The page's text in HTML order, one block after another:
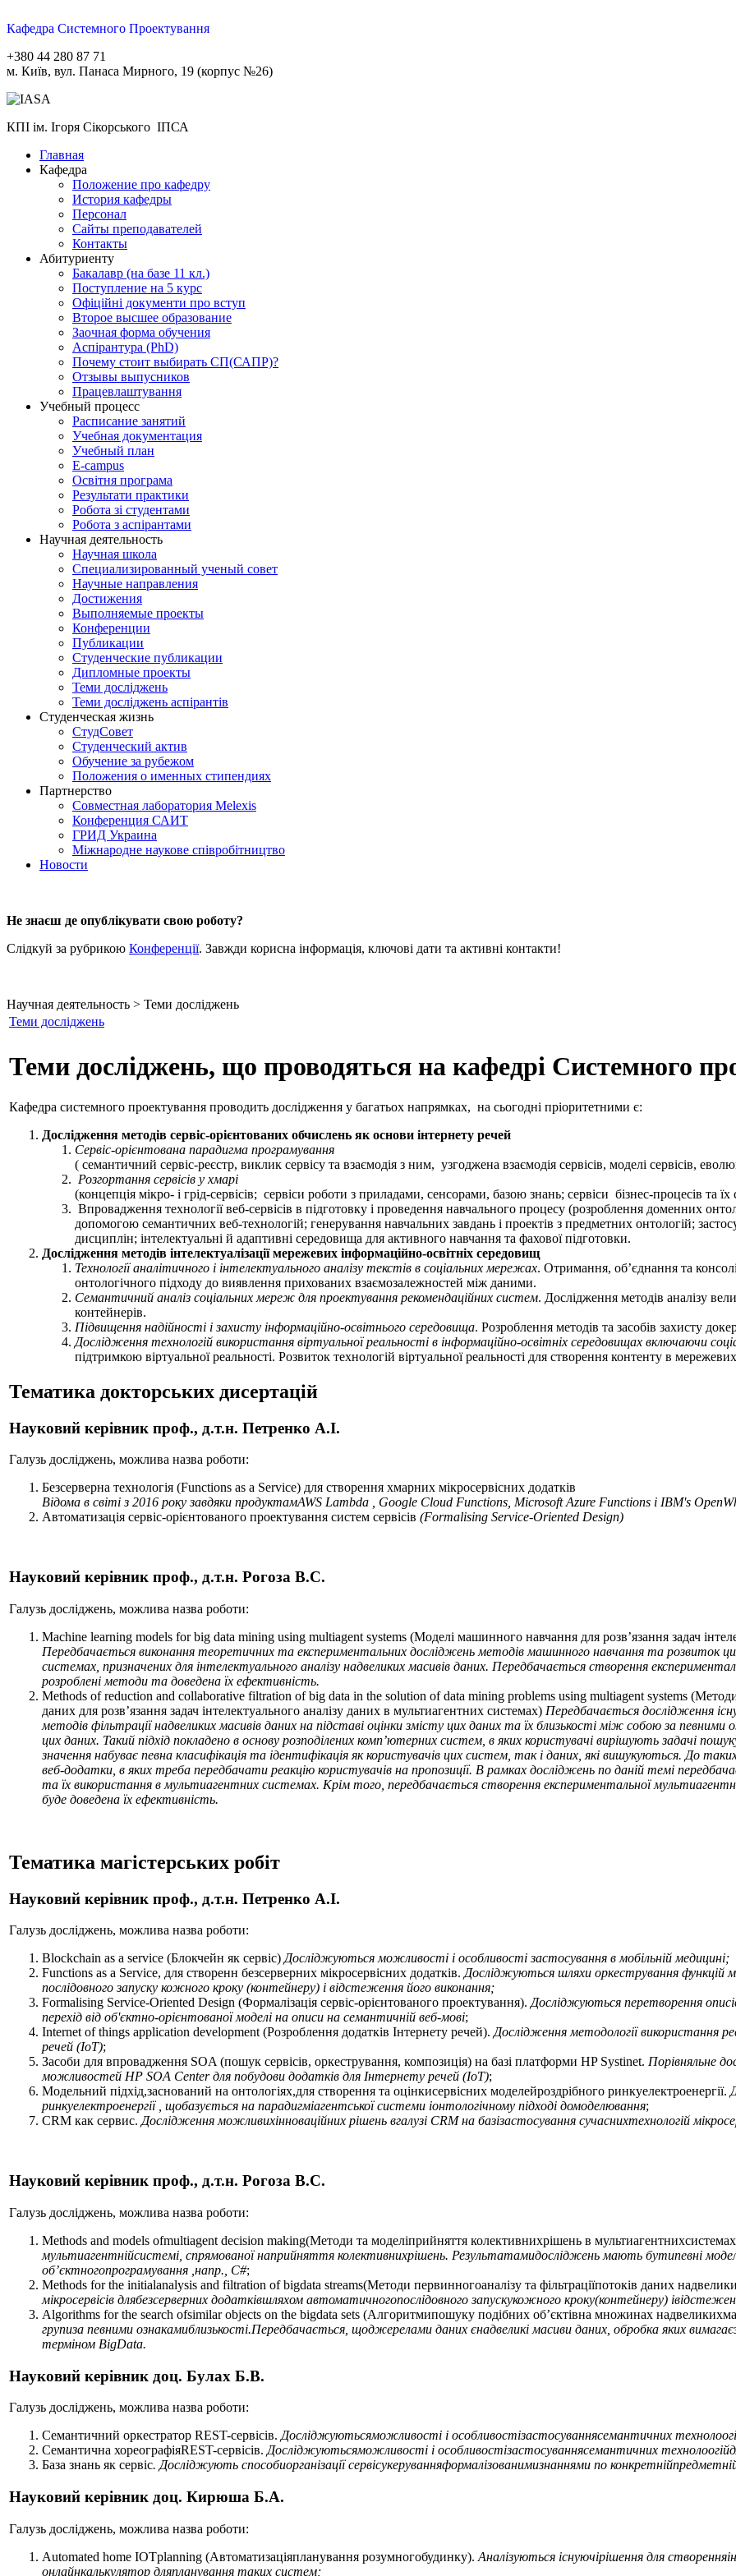
Кафедра Системного Проектування
+380 44 280 87 71
м. Київ, вул. Панаса Мирного, 19 (корпус №26)
КПІ ім. Ігоря Сікорського ІПСА
Главная
Кафедра
Положение про кафедру
История кафедры
Персонал
Сайты преподавателей
Контакты
Абитуриенту
Бакалавр (на базе 11 кл.)
Поступление на 5 курс
Офіційні документи про вступ
Второе высшее образование
Заочная форма обучения
Aспірантура (PhD)
Почему стоит выбирать СП(САПР)?
Отзывы выпусников
Працевлаштування
Учебный процесс
Расписание занятий
Учебная документация
Учебный план
E-campus
Освітня програма
Результати практики
Робота зі студентами
Робота з аспірантами
Научная деятельность
Научная школа
Специализированный ученый совет
Научные направления
Достижения
Выполняемые проекты
Конференции
Публикации
Студенческие публикации
Дипломные проекты
Теми досліджень
Теми досліджень аспірантів
Студенческая жизнь
СтудСовет
Студенческий актив
Обучение за рубежом
Положения о именных стипендиях
Партнерство
Совместная лаборатория Melexis
Конференция САИТ
ГРИД Украина
Міжнародне наукове співробітництво
Новости
Не знаєш де опублікувати свою роботу?
Слідкуй за рубрикою Конференції. Завжди корисна інформація, ключові дати та активні контакти!
Научная деятельность > Теми досліджень
Теми досліджень
Теми досліджень, що проводяться на кафедрі Системного
Кафедра системного проектування проводить дослідження у багатьох напрямках, на сьогодні пріоритетними є:
Дослідження методів сервіс-орієнтованих обчислень як основи інтернету речей
Сервіс-орієнтована парадигма програмування
( семантичний сервіс-реєстр, виклик сервісу та взаємодія з ним, узгоджена взаємодія сервісів, моделі сервісів,
Розгортання сервісів у хмарі
(концепція мікро- і грід-сервісів; сервіси роботи з приладами, сенсорами, базою знань; сервіси бізнес-процесів та
Впровадження технології веб-сервісів в підготовку і проведення навчального процесу (розроблення доменних
допомогою семантичних веб-технологій; генерування навчальних завдань і проектів з предметних онтологій;
дисциплін; інтелектуальні й адаптивні середовища для активного навчання та фахової підготовки.
Дослідження методів інтелектуалізації мережевих інформаційно-освітніх середовищ
Технології аналітичного і інтелектуального аналізу текстів в соціальних мережах. Отримання, об’єднання та
онтологічного підходу до виявлення прихованих взаємозалежностей між даними.
Семантичний аналіз соціальних мереж для проектування рекомендаційних систем. Дослідження методів аналізу
контейнерів.
Підвищення надійності і захисту інформаційно-освітнього середовища. Розроблення методів та засобів захисту
Дослідження технологій використання віртуальної реальності в інформаційно-освітніх середовищах включаючи
підтримкою віртуальної реальності. Розвиток технологій віртуальної реальності для створення контенту в
Тематика докторських дисертацій
Науковий керівник проф., д.т.н. Петренко А.І.
Галузь досліджень, можлива назва роботи:
Безсерверна технологія (Functions as a Service) для створення хмарних мікросервісних додатків
Відома в світі з 2016 року завдяки продуктамAWS Lambda , Google Cloud Functions, Microsoft Azure Functions і IBM's
Автоматизація сервіс-орієнтованого проектування систем сервісів (Formalising Service-Oriented Design)
Науковий керівник проф., д.т.н. Рогоза В.С.
Галузь досліджень, можлива назва роботи:
Machine learning models for big data mining using multiagent systems (Моделі машинного навчання для розв’язання задач
Передбачається виконання теоретичних та експериментальних досліджень методів машинного навчання та розвиток
системах, призначених для інтелектуального аналізу надвеликих масивів даних. Передбачається створення
розроблені методи та доведена їх ефективність.
Methods of reduction and collaborative filtration of big data in the solution of data mining problems using multiagent systems (Методи
даних для розв’язання задач інтелектуального аналізу даних в мультиагентних системах) Передбачається дослідження
методів фільтрації надвеликих масивів даних на підставі оцінки змісту цих даних та їх близькості між собою за
цих даних. Такий підхід покладено в основу розподілених комп’ютерних систем, в яких користувачі вирішують задачі
значення набуває певна класифікація та ідентифікація як користувачів цих систем, так і даних, які вишукуються. До
веб-додатки, в яких треба передбачати реакцію користувачів на пропозиції. В рамках досліджень по даній темі
та їх використання в мультиагентних системах. Крім того, передбачається створення експериментальної
буде доведена їх ефективність.
Тематика магістерських робіт
Науковий керівник проф., д.т.н. Петренко А.І.
Галузь досліджень, можлива назва роботи:
Blockchain as a service (Блокчейн як сервіс) Досліджуються можливості і особливості застосування в мобільній медицині;
Functions as a Service, для створенн безсерверних мікросервісних додатків. Досліджуються шляхи оркестрування функцій
послідовного запуску кожного кроку (контейнеру) і відстеження його виконання;
Formalising Service-Oriented Design (Формалізація сервіс-орієнтованого проектування). Досліджуються перетворення
перехід від об'єктно-орієнтованої моделі на описи на семантичній веб-мові;
Internet of things application development (Розроблення додатків Інтернету речей). Дослідження методології використання
речей (IoT);
Засоби для впровадження SOA (пошук сервісів, оркестрування, композиція) на базі платформи HP Systinet. Порівняльне
можливостей HP SOA Center для побудови додатків для Інтернету речей (IoT);
Модельний підхід,заснований на онтологіях,для створення та оцінкисервісних моделейроздрібного ринкуелектроенергії.
ринкуелектроенергії , щобазується на парадигміагентської системи іонтологічному підході домоделювання;
CRM как сервис. Дослідження можливихінноваційних рішень вгалузі CRM на базізастосування сучаснихтехнологій
Науковий керівник проф., д.т.н. Рогоза В.С.
Галузь досліджень, можлива назва роботи:
Methods and models ofmultiagent decision making(Методи та моделіприйняття колективнихрішень в
мультиагентнійсистемі, спрямованої наприйняття колективнихрішень. Результатамидосліджень мають бутипевні моделі
об’єктногопрограмування ,напр., C#;
Methods for the initialanalysis and filtration of bigdata streams(Методи первинногоаналізу та фільтраціїпотоків даних
мікросервісів длябезсерверних додатківшляхом автоматичногопослідовного запускукожного кроку(контейнеру)
Algorithms for the search ofsimilar objects on the bigdata sets (Алгоритмипошуку подібних об’єктівна множинах
групиза певними ознакамиблизькості.Передбачається, щоджерелами даних єнадвеликі масиви даних, обробка яких
терміном BigData.
Науковий керівник доц. Булах Б.В.
Галузь досліджень, можлива назва роботи:
Семантичний оркестратор REST-сервісів. Досліджуютьсяможливості і особливостізастосуваннясемантичних
Семантична хореографіяREST-сервісів. Досліджуютьсяможливості і особливостізастосуваннясемантичних технолоогійдля
База знань як сервіс. Досліджують способиорганізації сервісукеруванняформалізованимизнаннями по
Науковий керівник доц. Кирюша Б.А.
Галузь досліджень, можлива назва роботи:
Automated home IOTplanning (Автоматизаціяпланування розумногобудинку). Аналізуються існуючірішення для
онлайнкалькулятор дляпланування таких систем;